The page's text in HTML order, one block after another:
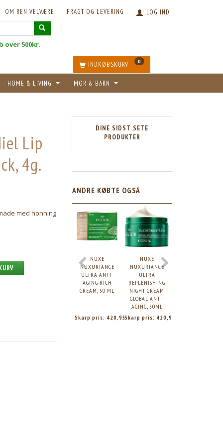
LOG IND
FRAGT OG LEVERING
OM REN VELVÆRE
over 500kr.
INDKØBSKURV 0
HOME & LIVING MOR & BARN
Lip
4g.
med honning
DINE SIDST SETE
PRODUKTER
ANDRE KØBTE OGSÅ
NUXE
NUXURIANCE
ULTRA ANTI-
AGING RICH
CREAM, 50 ML
Skarp pris: 420,95
NUXE
NUXURIANCE
ULTRA
REPLENISHING
NIGHT CREAM
GLOBAL ANTI-
AGING, 50ML
Skarp pris: 420,95